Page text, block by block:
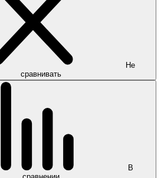
Не
сравнивать
В